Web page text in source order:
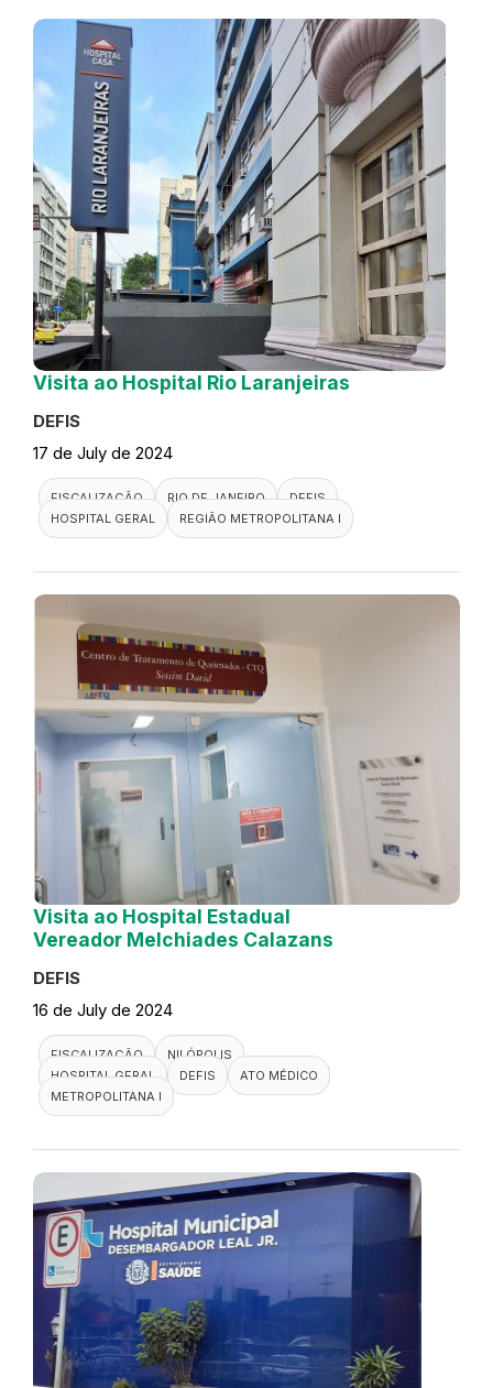
Visita ao Hospital Rio Laranjeiras
DEFIS
17 de July de 2024
FISCALIZAÇÃO RIO DE JANEIRO
DEFIS
HOSPITAL GERAL
REGIÃO METROPOLITANA I
Visita ao Hospital Estadual
Vereador Melchiades Calazans
DEFIS
16 de July de 2024
FISCALIZAÇÃO
NILÓPOLIS
HOSPITAL GERAL
DEFIS
ATO MÉDICO
METROPOLITANA I